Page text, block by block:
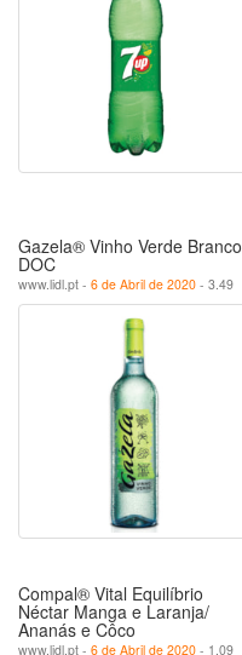
Gazela® Vinho Verde Branco
DOC
www.lidl.pt - 6 de Abril de 2020 - 3.49
Compal® Vital Equilíbrio
Néctar Manga e Laranja/
Ananás e Côco
www.lidl.pt - 6 de Abril de 2020 - 1.09